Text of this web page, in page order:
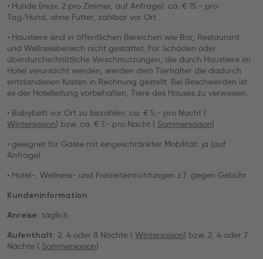
• Hunde (max. 2 pro Zimmer, auf Anfrage): ca. € 15.- pro
Tag/Hund, ohne Futter, zahlbar vor Ort
• Haustiere sind in öffentlichen Bereichen wie Bar, Restaurant
und Wellnessbereich nicht gestattet. Für Schäden oder
überdurchschnittliche Verschmutzungen, die durch Haustiere im
Hotel verursacht werden, werden dem Tierhalter die dadurch
entstandenen Kosten in Rechnung gestellt. Bei Beschwerden ist
es der Hotelleitung vorbehalten, Tiere des Hauses zu verweisen.
• Babybett vor Ort zu bezahlen: ca. € 5.- pro Nacht (
Wintersaison) bzw. ca. € 7.- pro Nacht ( Sommersaison)
• geeignet für Gäste mit eingeschränkter Mobilität: ja (auf
Anfrage)
• Hotel-, Wellness- und Freizeiteinrichtungen z.T. gegen Gebühr
Kundeninformation
Anreise: täglich
Aufenthalt: 2, 4 oder 8 Nächte ( Wintersaison) bzw. 2, 4 oder 7
Nächte ( Sommersaison)